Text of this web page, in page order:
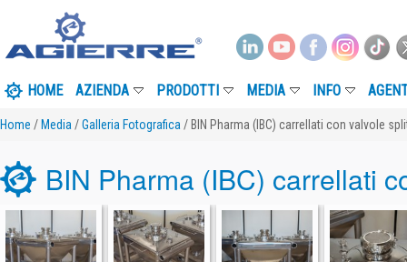
HOME AZIENDA PRODOTTI MEDIA INFO
Home / Media /Galleria Fotografica / BIN Pharma (IBC) carrellati con valvole
BIN Pharma (IBC) carrellati